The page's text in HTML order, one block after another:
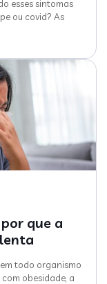
esses sintomas
ou covid? As
que a
todo organismo
obesidade, a